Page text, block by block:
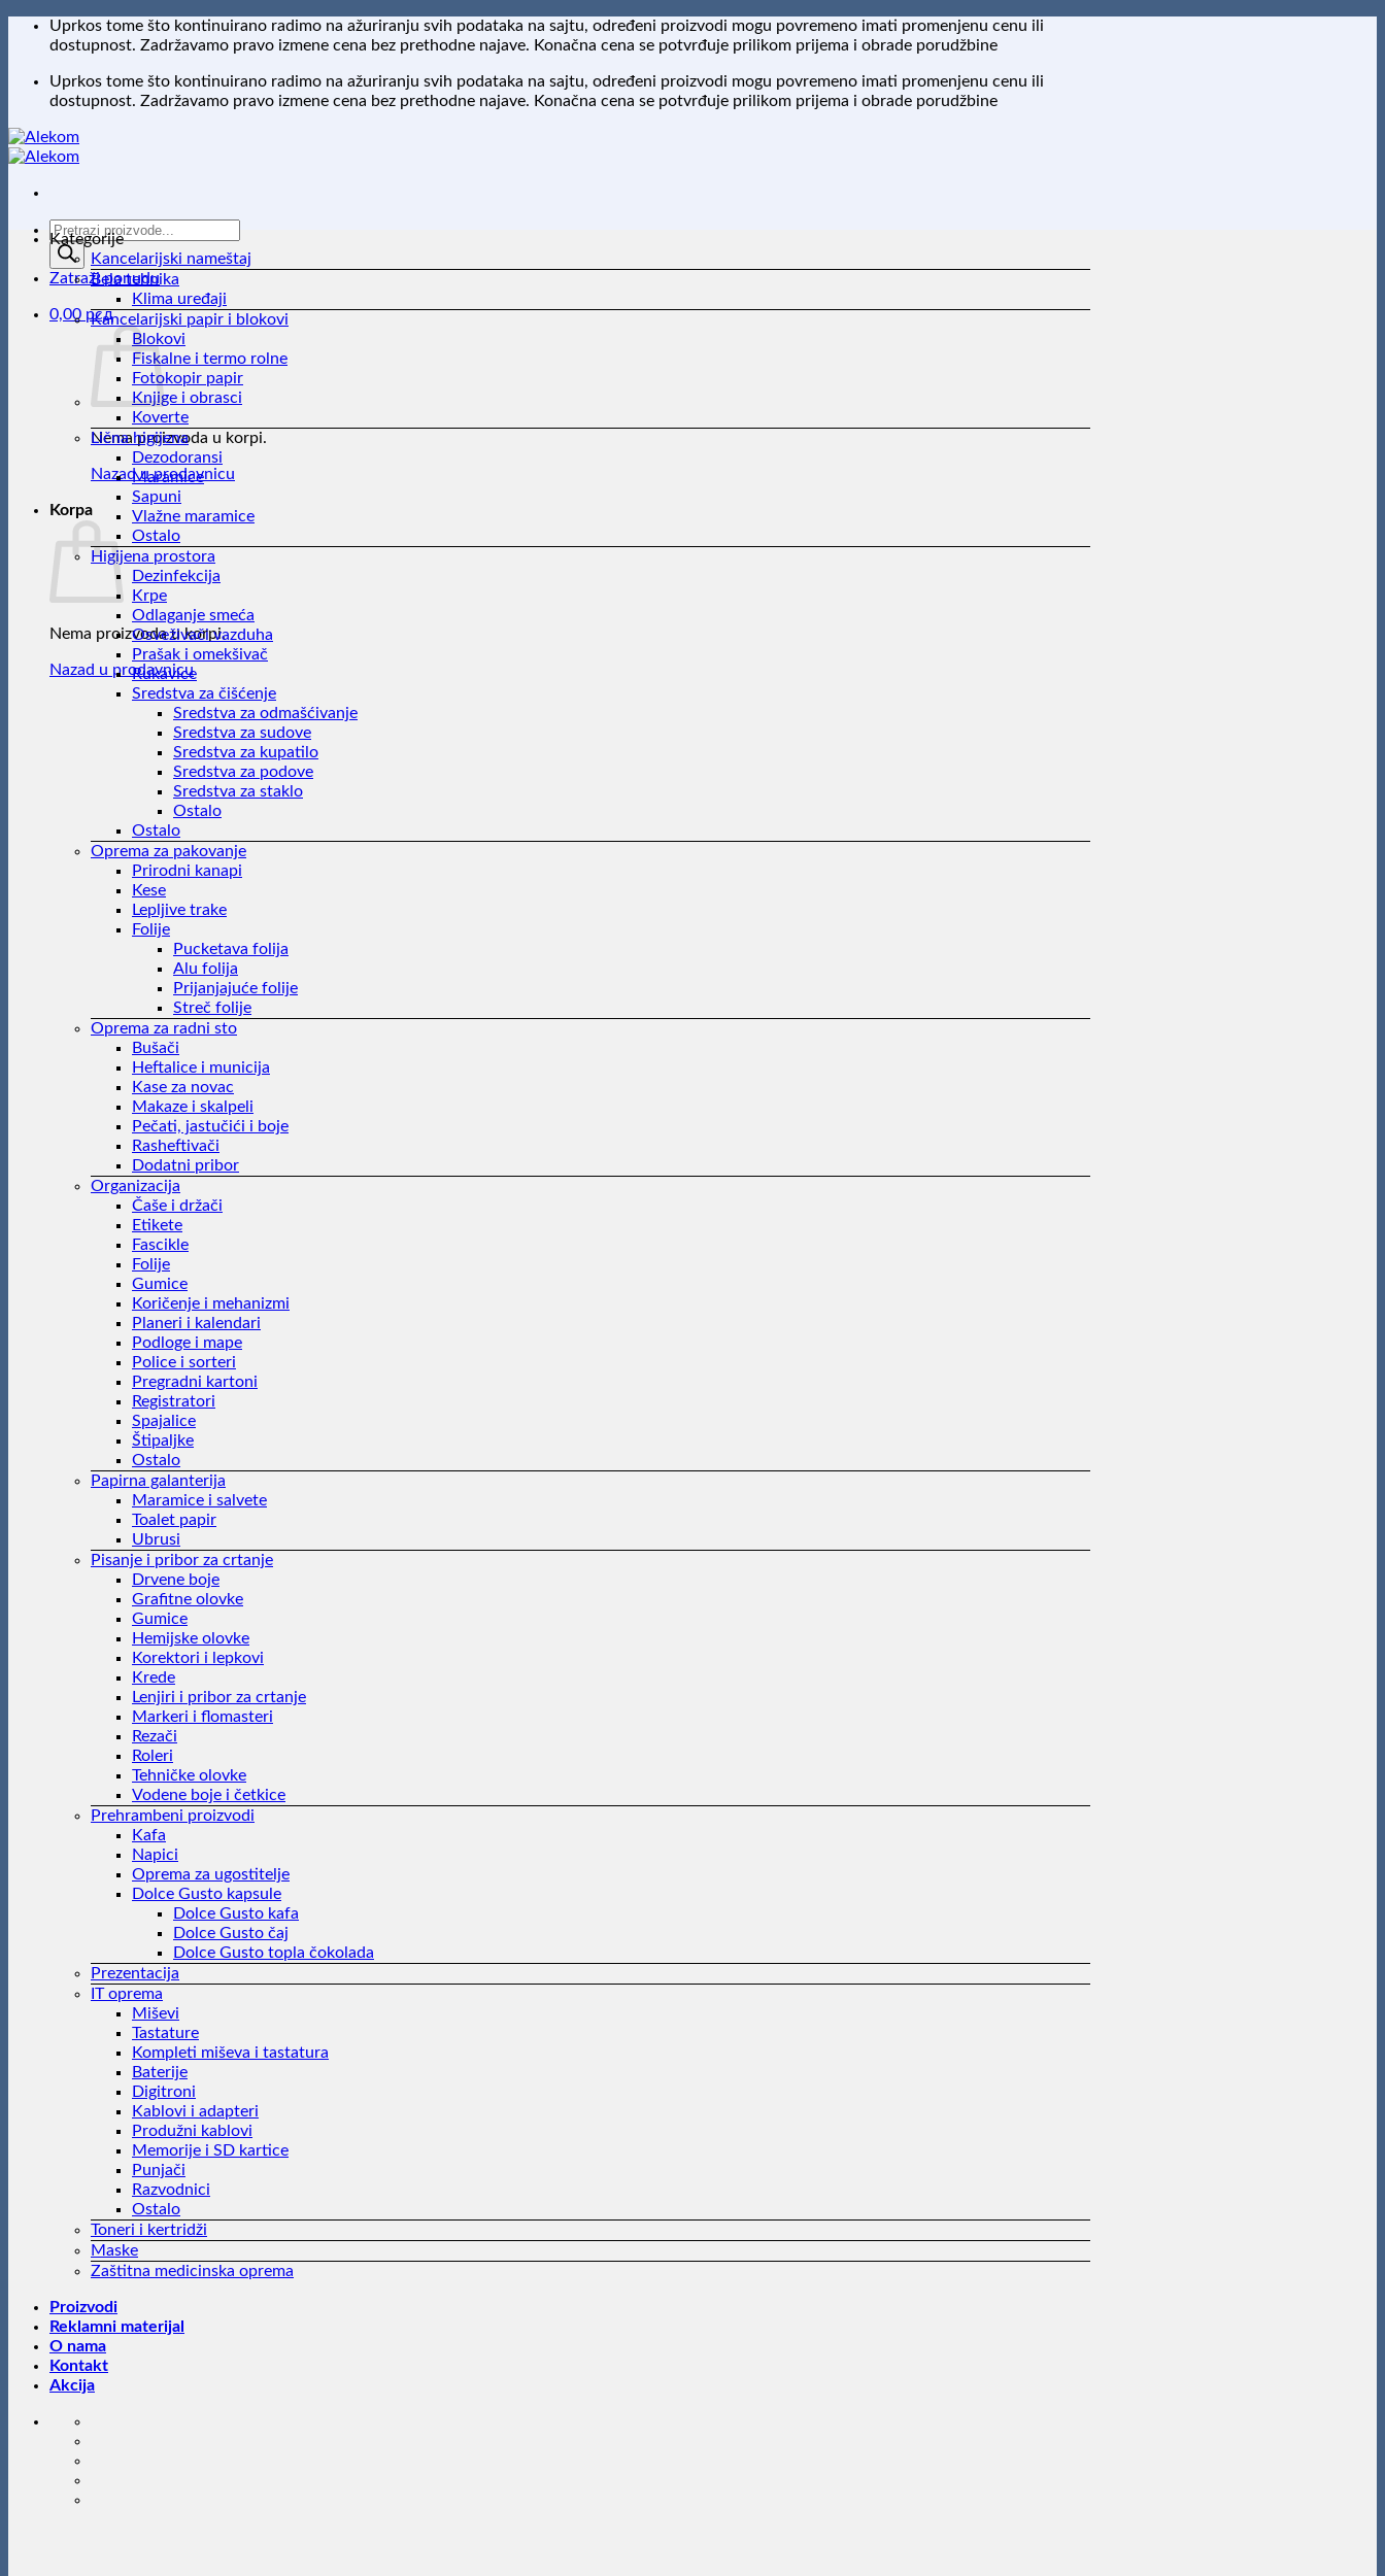
PreskočiUprkos tome što kontinuirano radimo na ažuriranju svih podataka na sajtu, određeni proizvodi mogu povremeno imati promenjenu cenu ili
dostupnost. Zadržavamo pravo izmene cena bez prethodne najave. Konačna cena se potvrđuje prilikom prijema i obrade porudžbine
Uprkos tome što kontinuirano radimo na ažuriranju svih podataka na sajtu, određeni proizvodi mogu povremeno imati promenjenu cenu ili
dostupnost. Zadržavamo pravo izmene cena bez prethodne najave. Konačna cena se potvrđuje prilikom prijema i obrade porudžbine
Products
search
Zatraži ponudu
0,00 рсд
Nema proizvoda u korpi.
Nazad u prodavnicu
Korpa
Nema proizvoda u korpi.
Nazad u prodavnicu
Kategorije
Kancelarijski nameštaj
Bela tehnika
Klima uređaji
Kancelarijski papir i blokovi
Blokovi
Fiskalne i termo rolne
Fotokopir papir
Knjige i obrasci
Koverte
Lična higijena
Dezodoransi
Maramice
Sapuni
Vlažne maramice
Ostalo
Higijena prostora
Dezinfekcija
Krpe
Odlaganje smeća
Osveživači vazduha
Prašak i omekšivač
Rukavice
Sredstva za čišćenje
Sredstva za odmašćivanje
Sredstva za sudove
Sredstva za kupatilo
Sredstva za podove
Sredstva za staklo
Ostalo
Ostalo
Oprema za pakovanje
Prirodni kanapi
Kese
Lepljive trake
Folije
Pucketava folija
Alu folija
Prijanjajuće folije
Streč folije
Oprema za radni sto
Bušači
Heftalice i municija
Kase za novac
Makaze i skalpeli
Pečati, jastučići i boje
Rasheftivači
Dodatni pribor
Organizacija
Čaše i držači
Etikete
Fascikle
Folije
Gumice
Koričenje i mehanizmi
Planeri i kalendari
Podloge i mape
Police i sorteri
Pregradni kartoni
Registratori
Spajalice
Štipaljke
Ostalo
Papirna galanterija
Maramice i salvete
Toalet papir
Ubrusi
Pisanje i pribor za crtanje
Drvene boje
Grafitne olovke
Gumice
Hemijske olovke
Korektori i lepkovi
Krede
Lenjiri i pribor za crtanje
Markeri i flomasteri
Rezači
Roleri
Tehničke olovke
Vodene boje i četkice
Prehrambeni proizvodi
Kafa
Napici
Oprema za ugostitelje
Dolce Gusto kapsule
Dolce Gusto kafa
Dolce Gusto čaj
Dolce Gusto topla čokolada
Prezentacija
IT oprema
Miševi
Tastature
Kompleti miševa i tastatura
Baterije
Digitroni
Kablovi i adapteri
Produžni kablovi
Memorije i SD kartice
Punjači
Razvodnici
Ostalo
Toneri i kertridži
Maske
Zaštitna medicinska oprema
Proizvodi
Reklamni materijal
O nama
Kontakt
Akcija